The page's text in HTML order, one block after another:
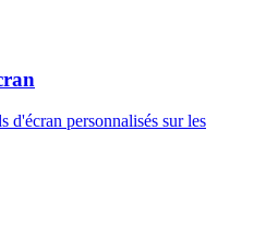
d'écran personnalisés sur les